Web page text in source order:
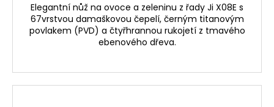
Elegantní nůž na ovoce a zeleninu z řady Ji X08E s
67vrstvou damaškovou čepelí, černým titanovým
povlakem (PVD) a čtyřhrannou rukojetí z tmavého
ebenového dřeva.